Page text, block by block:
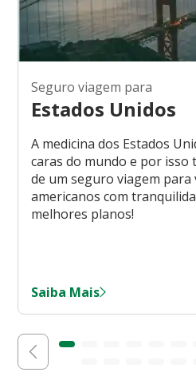
Seguro viagem para
Estados Unidos
A medicina dos Estados
caras do mundo e por isso
de um seguro viagem
americanos com
melhores planos!
Saiba Mais